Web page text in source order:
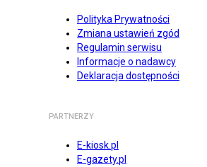
Polityka Prywatności
Zmiana ustawień zgód
Regulamin serwisu
Informacje o nadawcy
Deklaracja dostępności
PARTNERZY
E-kiosk.pl
E-gazety.pl